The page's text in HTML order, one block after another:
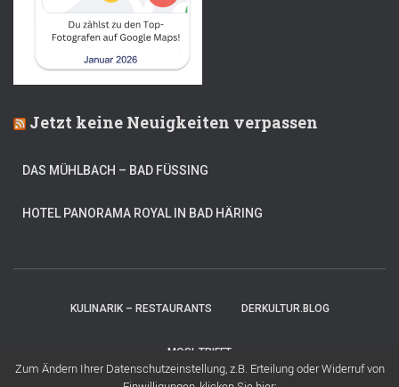
Jetzt keine Neuigkeiten verpassen
DAS MÜHLBACH – BAD FÜSSING
HOTEL PANORAMA ROYAL IN BAD HÄRING
KULINARIK – RESTAURANTS DERKULTUR.BLOG
MOSI-TRIFFT
Zum Ändern Ihrer Datenschutzeinstellung, z.B. Erteilung oder Widerruf von